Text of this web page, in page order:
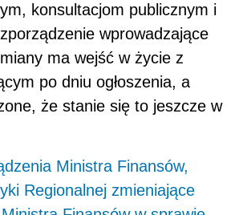
konsultacjom publicznym i
wprowadzające
ma wejść w życie z
po dniu ogłoszenia, a
że stanie się to jeszcze w
Ministra Finansów,
Regionalnej zmieniające